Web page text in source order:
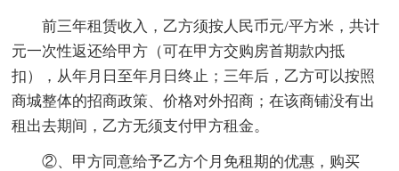
前三年租赁收入，乙方须按人民币元/平方米，共计
元一次性返还给甲方（可在甲方交购房首期款内抵
扣），从年月日至年月日终止；三年后，乙方可以按照
商城整体的招商政策、价格对外招商；在该商铺没有出
租出去期间，乙方无须支付甲方租金。
②、甲方同意给予乙方个月免租期的优惠，购买